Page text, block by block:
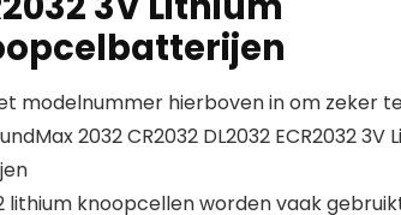
modelnummer hierboven in om zeker
2032 CR2032 DL2032 ECR2032
lithium knoopcellen worden vaak